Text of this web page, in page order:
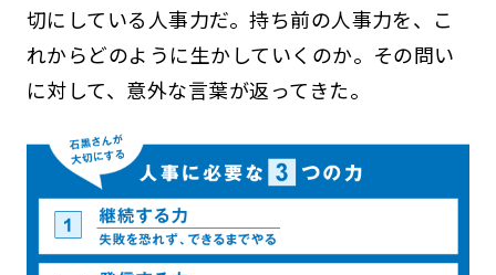
切にしている人事力だ。持ち前の人事力を、こ
れからどのように生かしていくのか。その問い
に対して、意外な言葉が返ってきた。